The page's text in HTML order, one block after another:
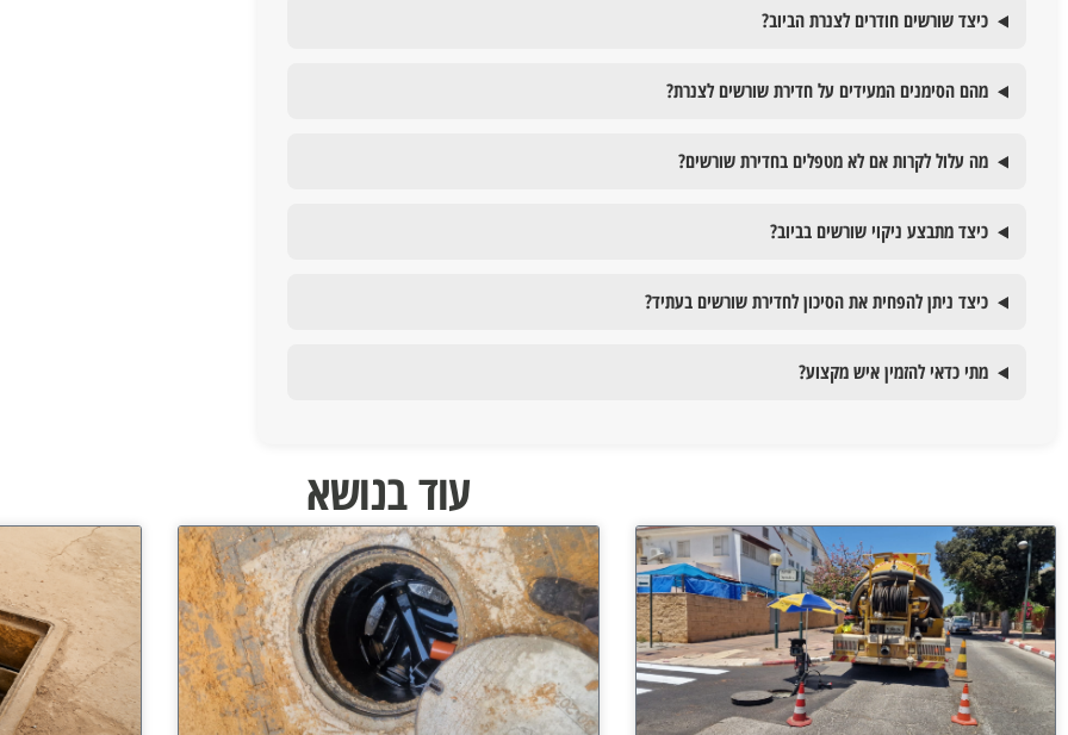
כיצד שורשים חודרים לצנרת הביוב?
מהם הסימנים המעידים על חדירת שורשים לצנרת?
מה עלול לקרות אם לא מטפלים בחדירת שורשים?
כיצד מתבצע ניקוי שורשים בביוב?
כיצד ניתן להפחית את הסיכון לחדירת שורשים בעתיד?
מתי כדאי להזמין איש מקצוע?
עוד בנושא